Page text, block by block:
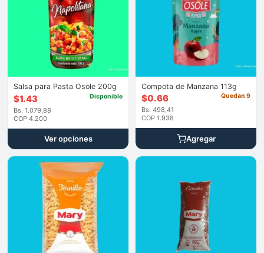
Salsa para Pasta Osole 200g
$1.43
Bs. 1.079,88
COP 4.200
Disponible
Ver opciones
Compota de Manzana 113g
$0.66
Bs. 498,41
COP 1.938
Quedan 9
Agregar